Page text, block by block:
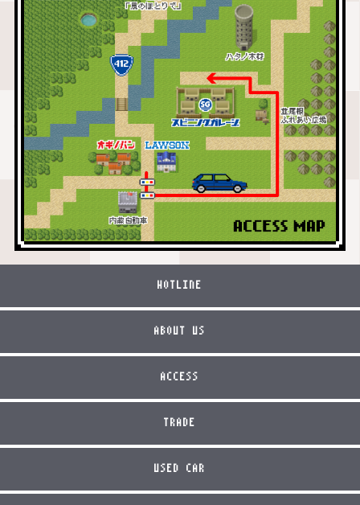
HOTLINE
ABOUT US
ACCESS
TRADE
USED CAR